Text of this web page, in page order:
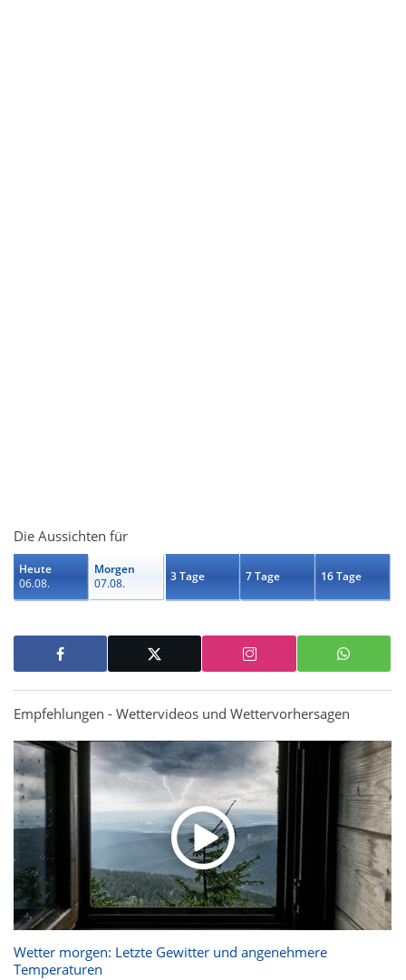
Die Aussichten für
Heute
06.08.
Morgen
07.08.
3 Tage 7 Tage 16 Tage
Empfehlungen - Wettervideos und Wettervorhersagen
Wetter morgen: Letzte Gewitter und angenehmere
Temperaturen